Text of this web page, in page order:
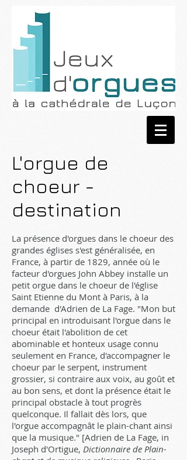
L'orgue de
choeur -
destination
La présence d'orgues dans le choeur des
grandes églises s'est généralisée, en
France, à partir de 1829, année où le
facteur d'orgues John Abbey installe un
petit orgue dans le choeur de l'église
Saint Etienne du Mont à Paris, à la
demande d'Adrien de La Fage. "Mon but
principal en introduisant l'orgue dans le
choeur était l'abolition de cet
abominable et honteux usage connu
seulement en France, d'accompagner le
choeur par le serpent, instrument
grossier, si contraire aux voix, au goût et
au bon sens, et dont la présence était le
principal obstacle à tout progrès
quelconque. Il fallait dès lors, que
l'orgue accompagnât le plain-chant ainsi
que la musique." [Adrien de La Fage, in
Joseph d'Ortigue, Dictionnaire de Plain-